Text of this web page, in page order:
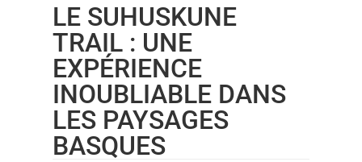
LE SUHUSKUNE
TRAIL : UNE
EXPÉRIENCE
INOUBLIABLE DANS
LES PAYSAGES
BASQUES